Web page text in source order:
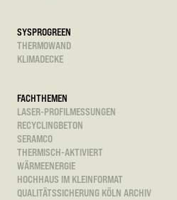
SYSPROGREEN
THERMOWAND
KLIMADECKE
FACHTHEMEN
LASER-PROFILMESSUNGEN
RECYCLINGBETON
SERAMCO
THERMISCH-AKTIVIERT
WÄRMEENERGIE
HOCHHAUS IM KLEINFORMAT
QUALITÄTSSICHERUNG KÖLN ARCHIV